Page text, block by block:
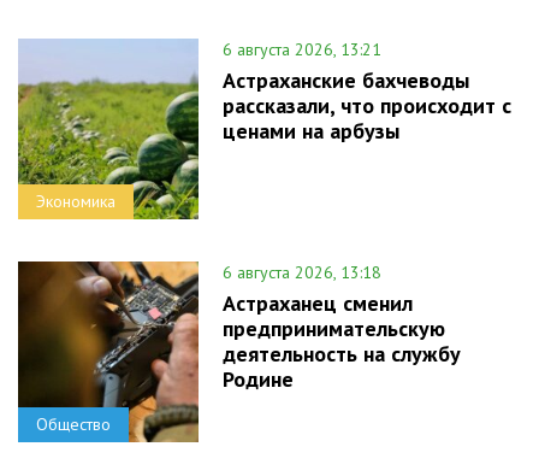
Экономика
6 августа 2026, 13:21
Астраханские бахчеводы
рассказали, что происходит с
ценами на арбузы
Общество
6 августа 2026, 13:18
Астраханец сменил
предпринимательскую
деятельность на службу
Родине